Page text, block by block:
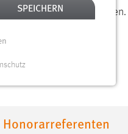
3389 Ergebnisse gefunden.
SPEICHERN